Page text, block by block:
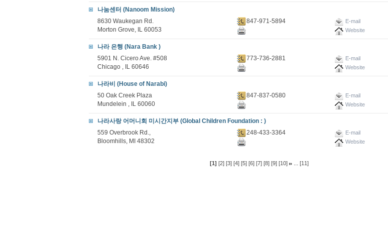
나눔센터 (Nanoom Mission)
8630 Waukegan Rd.
Morton Grove, IL 60053
847-971-5894
E-mail
Website
나라 은행 (Nara Bank )
5901 N. Cicero Ave. #508
Chicago , IL 60646
773-736-2881
E-mail
Website
나라비 (House of Narabi)
50 Oak Creek Plaza
Mundelein , IL 60060
847-837-0580
E-mail
Website
나라사랑 어머니회 미시간지부 (Global Children Foundation : )
559 Overbrook Rd.,
Bloomhills, MI 48302
248-433-3364
E-mail
Website
[1] [2] [3] [4] [5] [6] [7] [8] [9] [10] ... [11]